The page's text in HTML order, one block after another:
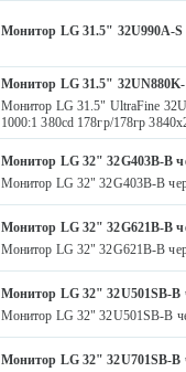
Монитор LG 31.5" 32U990A-S
Монитор LG 31.5"
Монитор LG 31.5" UltraFine
1000:1 380cd 178гр/178гр
Монитор LG 32" 32G403B-B
Монитор LG 32" 32G403B-B
Монитор LG 32" 32G621B-B
Монитор LG 32" 32G621B-B
Монитор LG 32" 32U501SB-B
Монитор LG 32" 32U501SB-B
Монитор LG 32" 32U701SB-B